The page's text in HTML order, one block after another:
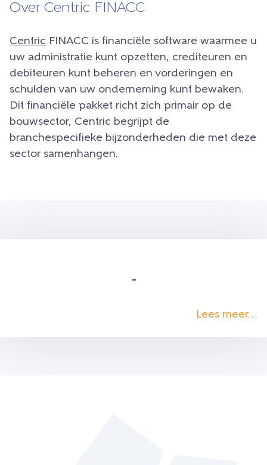
Over Centric FINACC
Centric FINACC is financiële software waarmee u
uw administratie kunt opzetten, crediteuren en
debiteuren kunt beheren en vorderingen en
schulden van uw onderneming kunt bewaken.
Dit financiële pakket richt zich primair op de
bouwsector, Centric begrijpt de
branchespecifieke bijzonderheden die met deze
sector samenhangen.
–
Lees meer…